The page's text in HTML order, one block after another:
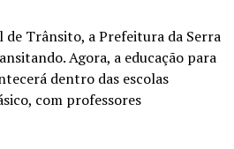
de Trânsito, a Prefeitura da Serra
Agora, a educação para
dentro das escolas
com professores